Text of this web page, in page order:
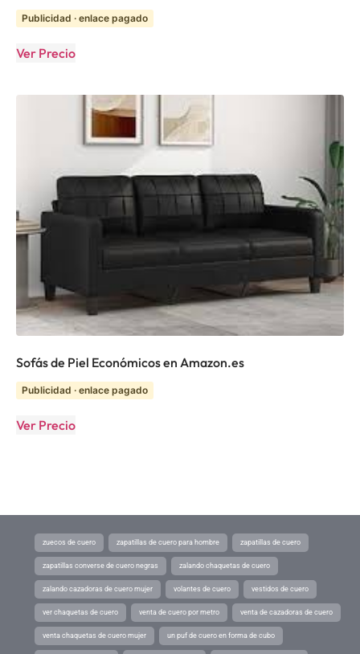
Publicidad · enlace pagado
Ver Precio
Sofás de Piel Económicos en Amazon.es
Publicidad · enlace pagado
Ver Precio
zuecos de cuero zapatillas de cuero para hombre zapatillas de cuero
zapatillas converse de cuero negras zalando chaquetas de cuero
zalando cazadoras de cuero mujer volantes de cuero vestidos de cuero
ver chaquetas de cuero venta de cuero por metro venta de cazadoras de cuero
venta chaquetas de cuero mujer un puf de cuero en forma de cubo